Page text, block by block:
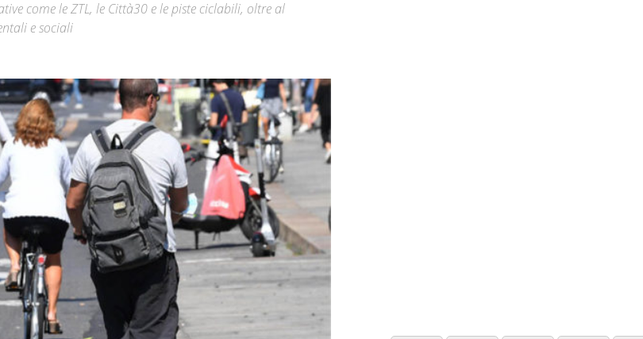
come le ZTL, le Città30 e le piste ciclabili, oltre al
e sociali